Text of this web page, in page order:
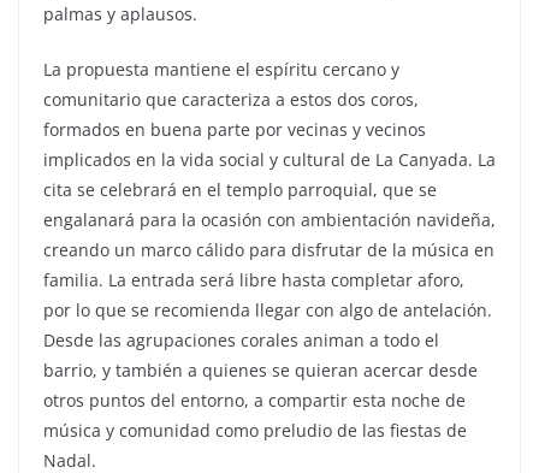
palmas y aplausos.
La propuesta mantiene el espíritu cercano y
comunitario que caracteriza a estos dos coros,
formados en buena parte por vecinas y vecinos
implicados en la vida social y cultural de La Canyada. La
cita se celebrará en el templo parroquial, que se
engalanará para la ocasión con ambientación navideña,
creando un marco cálido para disfrutar de la música en
familia. La entrada será libre hasta completar aforo,
por lo que se recomienda llegar con algo de antelación.
Desde las agrupaciones corales animan a todo el
barrio, y también a quienes se quieran acercar desde
otros puntos del entorno, a compartir esta noche de
música y comunidad como preludio de las fiestas de
Nadal.